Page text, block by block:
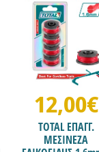
12,00€
TOTAL ΕΠΑΓΓ.
ΜΕΣΙΝΕΖΑ